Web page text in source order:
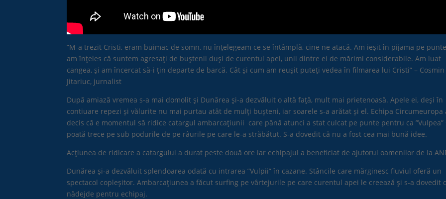
”M-a trezit Cristi, eram buimac de somn, nu înțelegeam ce se întâmplă, cine ne atacă. Am ieșit în pijama pe
am înțeles că suntem agresați de buștenii duși de curentul apei, unii dintre ei de mărimi considerabile. Am luat
cangea, și am încercat să-i țin departe de barcă. Cât și cum am reușit puteți vedea în filmarea lui Cristi” – Cosmin
Jitariuc, jurnalist
După amiază vremea s-a mai domolit și Dunărea și-a dezvăluit o altă față, mult mai prietenoasă. Apele ei, deși în
contiuare repezi și vălurite nu mai purtau atât de mulți bușteni, iar soarele s-a arătat și el. Echipa Circumeuropa
decis că e momentul să ridice catargul ambarcațiunii care până atunci a stat culcat pe punte pentru ca ”Vulpea”
poată trece pe sub podurile de pe râurile pe care le-a străbătut. S-a dovedit că nu a fost cea mai bună idee.
Acțiunea de ridicare a catargului a durat peste două ore iar echipajul a beneficiat de ajutorul oamenilor de la
Dunărea și-a dezvăluit splendoarea odată cu intrarea ”Vulpii” în cazane. Stâncile care mărginesc fluviul oferă un
spectacol copleșitor. Ambarcațiunea a făcut surfing pe vârtejurile pe care curentul apei le creează și s-a dovedit
nădejde pentru echipaj.